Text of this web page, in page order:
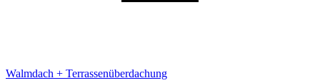
Walmdach + Terrassenüberdachung